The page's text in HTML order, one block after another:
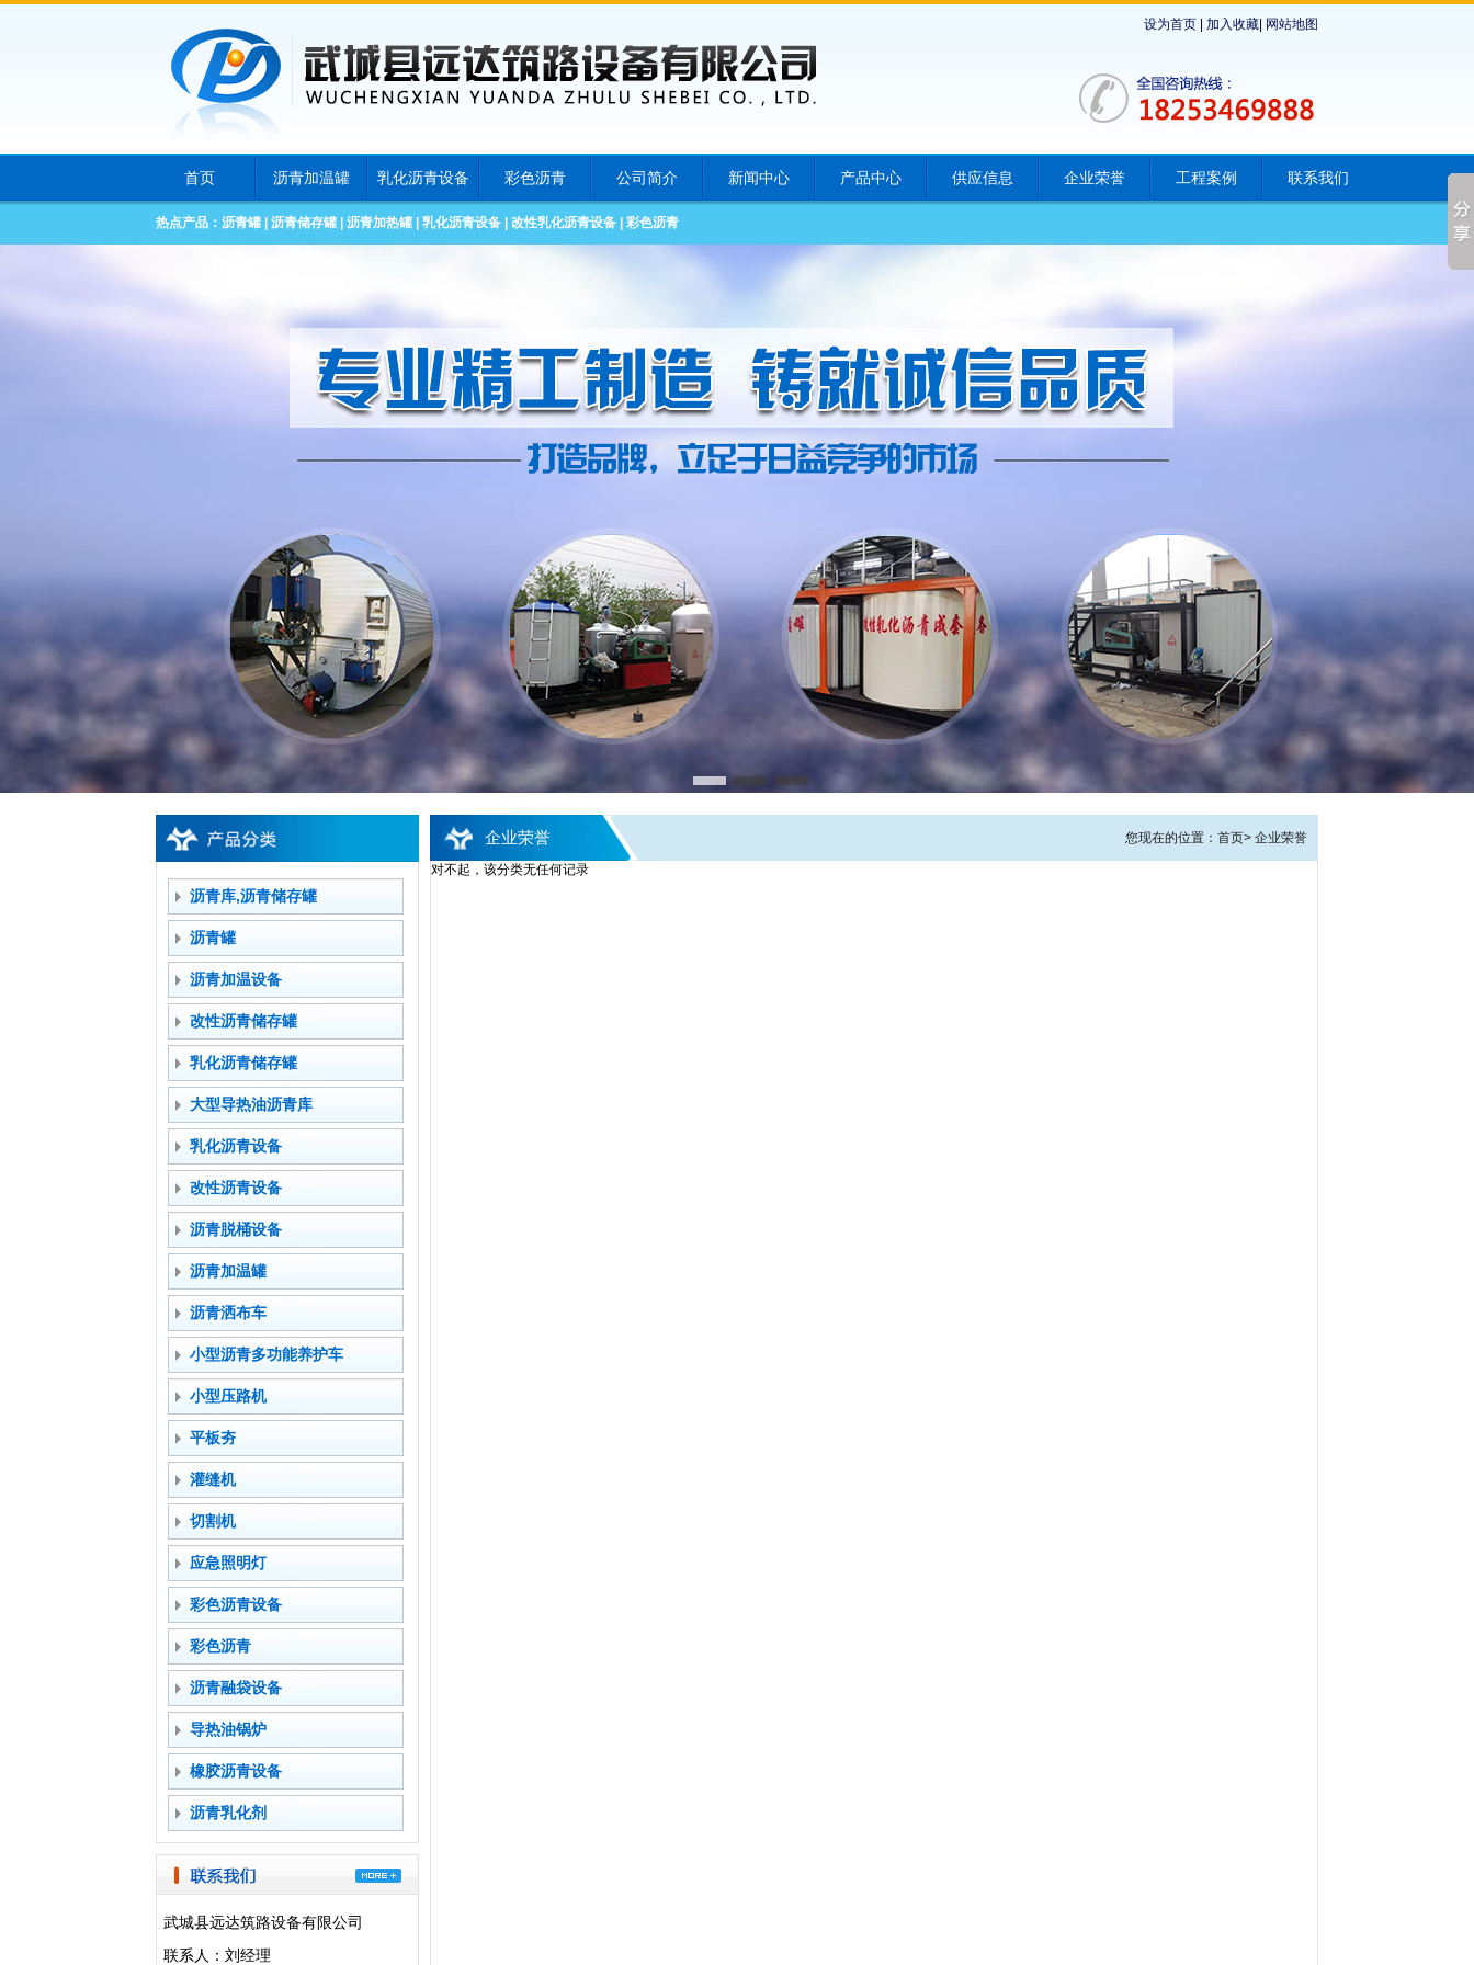
设为首页 加入收藏 网站地图
首页 沥青加温罐 乳化沥青设备 彩色沥青 公司简介 新闻中心 产品中心 供应信息 企业荣誉 工程案例 联系我们
热点产品： 沥青罐 沥青储存罐 沥青加热罐 乳化沥青设备 改性乳化沥青设备 彩色沥青
沥青库,沥青储存罐
沥青罐
沥青加温设备
改性沥青储存罐
乳化沥青储存罐
大型导热油沥青库
乳化沥青设备
改性沥青设备
沥青脱桶设备
沥青加温罐
沥青洒布车
小型沥青多功能养护车
小型压路机
平板夯
灌缝机
切割机
应急照明灯
彩色沥青设备
彩色沥青
沥青融袋设备
导热油锅炉
橡胶沥青设备
沥青乳化剂
武城县远达筑路设备有限公司
联系人：刘经理
企业荣誉 您现在的位置： 首页> 企业荣誉
对不起，该分类无任何记录